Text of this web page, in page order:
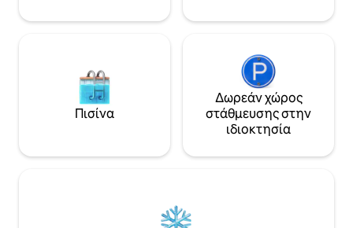
ημερομηνία που προτιμάτε; Δοκιμάστε
Πισίνα
Δωρεάν χώρος
στάθμευσης στην
ιδιοκτησία